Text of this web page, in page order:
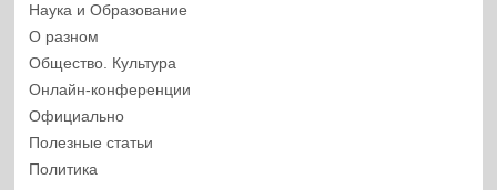
Наука и Образование
О разном
Общество. Культура
Онлайн-конференции
Официально
Полезные статьи
Политика